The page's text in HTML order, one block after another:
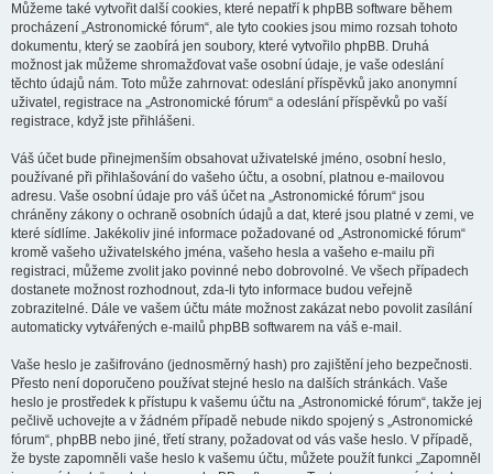
Můžeme také vytvořit další cookies, které nepatří k phpBB software během
procházení „Astronomické fórum“, ale tyto cookies jsou mimo rozsah tohoto
dokumentu, který se zaobírá jen soubory, které vytvořilo phpBB. Druhá
možnost jak můžeme shromažďovat vaše osobní údaje, je vaše odeslání
těchto údajů nám. Toto může zahrnovat: odeslání příspěvků jako anonymní
uživatel, registrace na „Astronomické fórum“ a odeslání příspěvků po vaší
registrace, když jste přihlášeni.
Váš účet bude přinejmenším obsahovat uživatelské jméno, osobní heslo,
používané při přihlašování do vašeho účtu, a osobní, platnou e-mailovou
adresu. Vaše osobní údaje pro váš účet na „Astronomické fórum“ jsou
chráněny zákony o ochraně osobních údajů a dat, které jsou platné v zemi, ve
které sídlíme. Jakékoliv jiné informace požadované od „Astronomické fórum“
kromě vašeho uživatelského jména, vašeho hesla a vašeho e-mailu při
registraci, můžeme zvolit jako povinné nebo dobrovolné. Ve všech případech
dostanete možnost rozhodnout, zda-li tyto informace budou veřejně
zobrazitelné. Dále ve vašem účtu máte možnost zakázat nebo povolit zasílání
automaticky vytvářených e-mailů phpBB softwarem na váš e-mail.
Vaše heslo je zašifrováno (jednosměrný hash) pro zajištění jeho bezpečnosti.
Přesto není doporučeno používat stejné heslo na dalších stránkách. Vaše
heslo je prostředek k přístupu k vašemu účtu na „Astronomické fórum“, takže jej
pečlivě uchovejte a v žádném případě nebude nikdo spojený s „Astronomické
fórum“, phpBB nebo jiné, třetí strany, požadovat od vás vaše heslo. V případě,
že byste zapomněli vaše heslo k vašemu účtu, můžete použít funkci „Zapomněl